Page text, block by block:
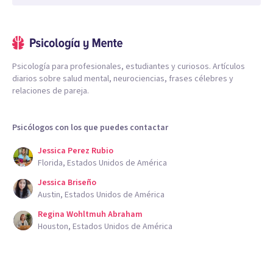
Psicología para profesionales, estudiantes y curiosos. Artículos
diarios sobre salud mental, neurociencias, frases célebres y
relaciones de pareja.
Psicólogos con los que puedes contactar
Jessica Perez Rubio
Florida, Estados Unidos de América
Jessica Briseño
Austin, Estados Unidos de América
Regina Wohltmuh Abraham
Houston, Estados Unidos de América